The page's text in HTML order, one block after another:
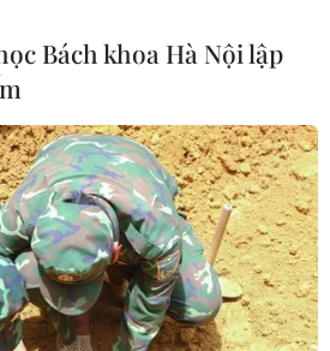
Bách khoa Hà Nội lập